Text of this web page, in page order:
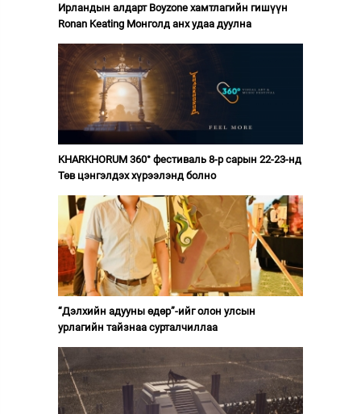
Ирландын алдарт Boyzone хамтлагийн гишүүн
Ronan Keating Монголд анх удаа дуулна
KHARKHORUM 360° фестиваль 8-р сарын 22-23-нд
Төв цэнгэлдэх хүрээлэнд болно
“Дэлхийн адууны өдөр”-ийг олон улсын
урлагийн тайзнаа сурталчиллаа